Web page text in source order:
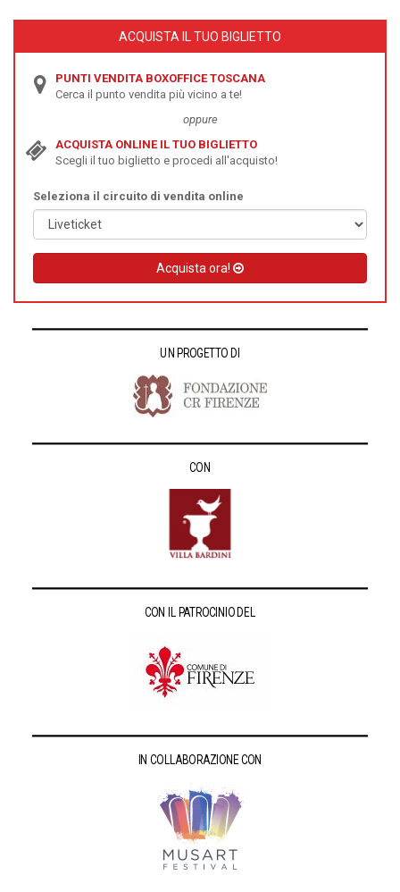
ACQUISTA IL TUO BIGLIETTO
PUNTI VENDITA BOXOFFICE TOSCANA
Cerca il punto vendita più vicino a te!
oppure
ACQUISTA ONLINE IL TUO BIGLIETTO
Scegli il tuo biglietto e procedi all'acquisto!
Seleziona il circuito di vendita online
Acquista ora!
UN PROGETTO DI
CON
CON IL PATROCINIO DEL
IN COLLABORAZIONE CON